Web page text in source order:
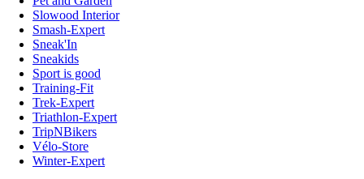
Slowood Interior
Smash-Expert
Sneak'In
Sneakids
Sport is good
Training-Fit
Trek-Expert
Triathlon-Expert
TripNBikers
Vélo-Store
Winter-Expert